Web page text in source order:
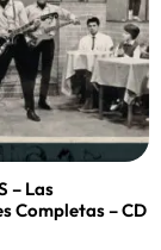
– Las
Completas – CD